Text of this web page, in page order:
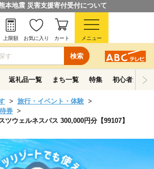
本地震 災害支援寄付受付について
検索
上限額 お気に入り カート メニュー
返礼品一覧 まち一覧 特集 初心者ガイド
旅行・イベント・体験
券
ツウェルネスパス 300,000円分【99107】